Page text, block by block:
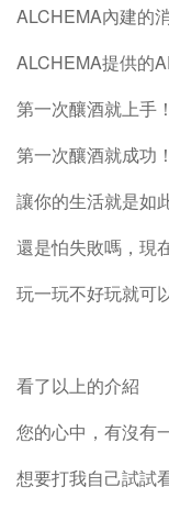
ALCHEMA內建的
ALCHEMA提供的
第一次釀酒就上手！
第一次釀酒就成功！
讓你的生活就是如
還是怕失敗嗎，現
玩一玩不好玩就可
看了以上的介紹
您的心中，有沒有
想要打我自己試試